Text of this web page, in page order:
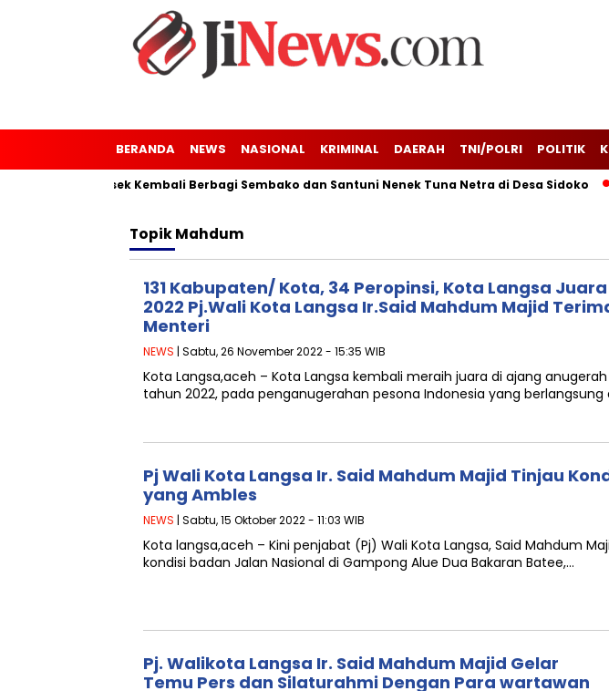
BERANDA NEWS NASIONAL KRIMINAL DAERAH TNI/POLRI POLITIK
Kaler-Kresek Kembali Berbagi Sembako dan Santuni Nenek Tuna Netra di Desa Sidoko
TopikMahdum
131 Kabupaten/ Kota, 34 Peropinsi, Kota Langsa
2022 Pj.Wali Kota Langsa Ir.Said Mahdum Majid
Menteri
NEWS | Sabtu, 26 November 2022 - 15:35 WIB
Kota Langsa,aceh – Kota Langsa kembali meraih juara di ajang
tahun 2022, pada penganugerahan pesona Indonesia yang berlangsung
Pj Wali Kota Langsa Ir. Said Mahdum Majid Tinjau
yang Ambles
NEWS | Sabtu, 15 Oktober 2022 - 11:03 WIB
Kota langsa,aceh – Kini penjabat (Pj) Wali Kota Langsa, Said Mahdum
kondisi badan Jalan Nasional di Gampong Alue Dua Bakaran Batee,…
Pj. Walikota Langsa Ir. Said Mahdum Majid Gelar
Temu Pers dan Silaturahmi Dengan Para wartawan